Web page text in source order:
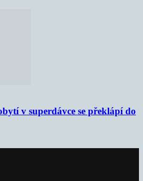
v superdávce se překlápí do